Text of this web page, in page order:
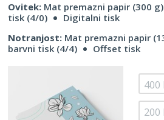
Ovitek: Mat premazni papir (300 g)
tisk (4/0)
Digitalni tisk
Notranjost: Mat premazni papir
barvni tisk (4/4)
Offset tisk
200
400